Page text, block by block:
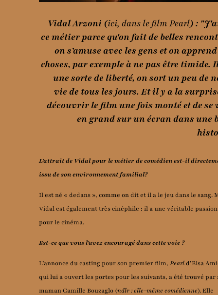
Vidal Arzoni (ici, dans le film Pearl) :
ce métier parce qu'on fait de belles
on s’amuse avec les gens et on
choses, par exemple à ne pas être timide.
une sorte de liberté, on sort un peu de
vie de tous les jours. Et il y a la
découvrir le film une fois monté et de se
en grand sur un écran dans une
L'attrait de Vidal pour le métier de comédien est-il
issu de son environnement familial?
Il est né « dedans », comme on dit et il a le jeu dans le sang.
Vidal est également très cinéphile : il a une véritable passion
pour le cinéma.
Est-ce que vous l’avez encouragé dans cette voie ?
L’annonce du casting pour son premier film, Pearld’Elsa
qui lui a ouvert les portes pour les suivants, a été trouvé par
maman Camille Bouzaglo (ndlr : elle-même comédienne). Elle